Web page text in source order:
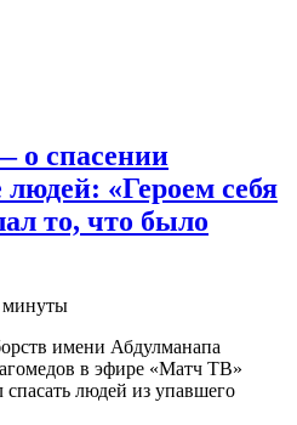
о спасении
«Героем себя
то, что было
минуты
имени Абдулманапа
в эфире «Матч ТВ»
спасать людей из упавшего